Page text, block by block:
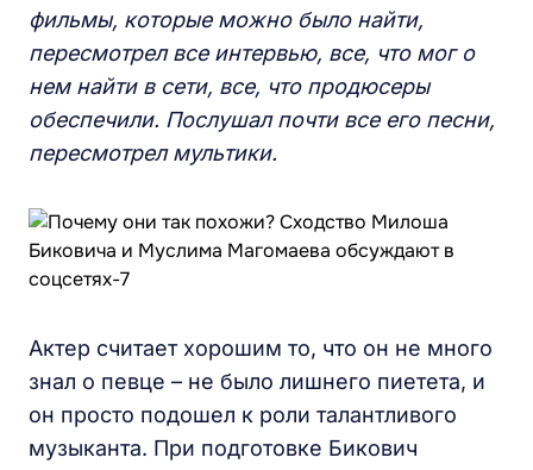
фильмы, которые можно было найти,
пересмотрел все интервью, все, что мог о
нем найти в сети, все, что продюсеры
обеспечили. Послушал почти все его песни,
пересмотрел мультики.
Актер считает хорошим то, что он не много
знал о певце – не было лишнего пиетета, и
он просто подошел к роли талантливого
музыканта. При подготовке Бикович